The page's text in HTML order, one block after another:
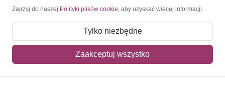
Moje konto
Mój koszyk
Adres dostawy
Zajrzyj do naszej Polityki plików cookie, aby uzyskać więcej informacji.
Tylko niezbędne
Zaakceptuj wszystko